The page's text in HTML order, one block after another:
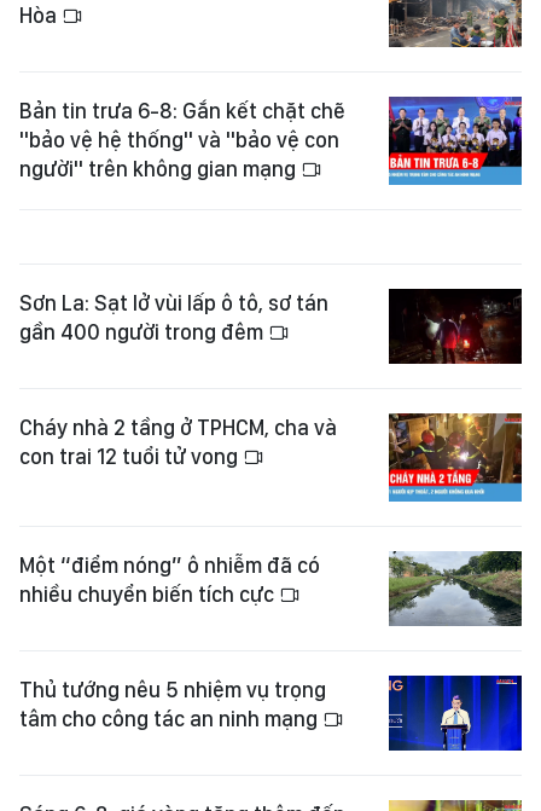
Hòa
Bản tin trưa 6-8: Gắn kết chặt chẽ
"bảo vệ hệ thống" và "bảo vệ con
người" trên không gian mạng
Sơn La: Sạt lở vùi lấp ô tô, sơ tán
gần 400 người trong đêm
Cháy nhà 2 tầng ở TPHCM, cha và
con trai 12 tuổi tử vong
Một “điểm nóng” ô nhiễm đã có
nhiều chuyển biến tích cực
Thủ tướng nêu 5 nhiệm vụ trọng
tâm cho công tác an ninh mạng